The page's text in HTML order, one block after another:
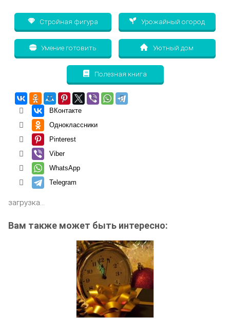
Стройная фигура Урожайный огород
Умение готовить Уютный дом
Полезная книга
ВКонтакте
Одноклассники
Pinterest
Viber
WhatsApp
Telegram
загрузка...
Вам также может быть интересно: